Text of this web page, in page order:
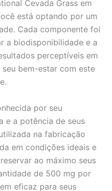
Cevada Grass em
está optando por um
Cada componente foi
a biodisponibilidade e a
perceptíveis em
seu bem-estar com este
por seu
e a potência de seus
na fabricação
em condições ideais e
ao máximo seus
de 500 mg por
eficaz para seus